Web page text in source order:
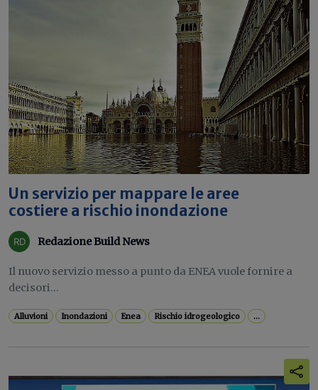
Un servizio per mappare le aree
costiere a rischio inondazione
Redazione Build News
Il nuovo servizio messo a punto da ENEA vuole fornire a
decisori...
Alluvioni Inondazioni Enea Rischio idrogeologico ...